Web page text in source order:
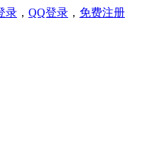
录 ， QQ登录 ， 免费注册